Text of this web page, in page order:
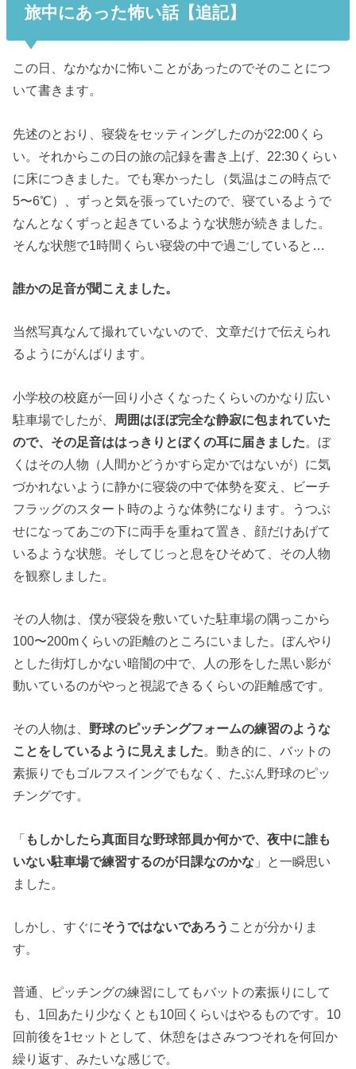
旅中にあった怖い話【追記】
この日、なかなかに怖いことがあったのでそのことにつ
いて書きます。
先述のとおり、寝袋をセッティングしたのが22:00くら
い。それからこの日の旅の記録を書き上げ、22:30くらい
に床につきました。でも寒かったし（気温はこの時点で
5〜6℃）、ずっと気を張っていたので、寝ているようで
なんとなくずっと起きているような状態が続きました。
そんな状態で1時間くらい寝袋の中で過ごしていると…
誰かの足音が聞こえました。
当然写真なんて撮れていないので、文章だけで伝えられ
るようにがんばります。
小学校の校庭が一回り小さくなったくらいのかなり広い
駐車場でしたが、 周囲はほぼ完全な静寂に包まれていた
ので、その足音ははっきりとぼくの耳に届きました。ぼ
くはその人物（人間かどうかすら定かではないが）に気
づかれないように静かに寝袋の中で体勢を変え、ビーチ
フラッグのスタート時のような体勢になります。うつぶ
せになってあごの下に両手を重ねて置き、顔だけあげて
いるような状態。そしてじっと息をひそめて、その人物
を観察しました。
その人物は、僕が寝袋を敷いていた駐車場の隅っこから
100〜200mくらいの距離のところにいました。ぼんやり
とした街灯しかない暗闇の中で、人の形をした黒い影が
動いているのがやっと視認できるくらいの距離感です。
その人物は、 野球のピッチングフォームの練習のような
ことをしているように見えました。動き的に、バットの
素振りでもゴルフスイングでもなく、たぶん野球のピッ
チングです。
「 もしかしたら真面目な野球部員か何かで、夜中に誰も
いない駐車場で練習するのが日課なのかな 」と一瞬思い
ました。
しかし、すぐにそうではないであろう ことが分かりま
す。
普通、ピッチングの練習にしてもバットの素振りにして
も、1回あたり少なくとも10回くらいはやるものです。10
回前後を1セットとして、休憩をはさみつつそれを何回か
繰り返す、みたいな感じで。